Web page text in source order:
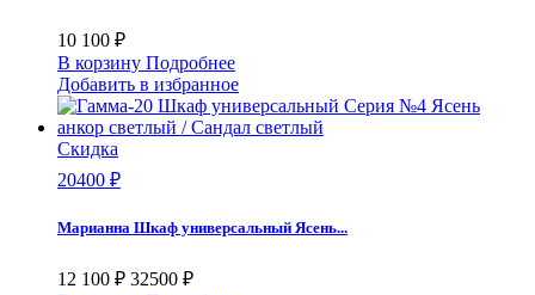
10 100 ₽
В корзину Подробнее
Добавить в избранное
Скидка
20400 ₽
Марианна Шкаф универсальный Ясень...
12 100 ₽ 32500 ₽